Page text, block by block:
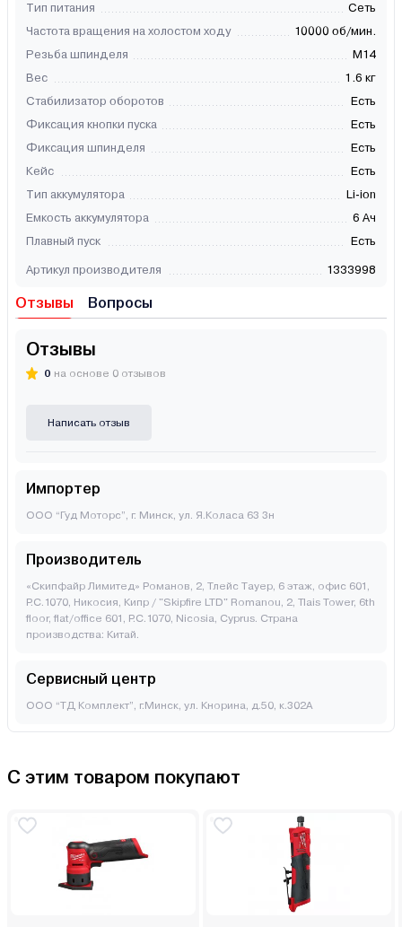
Тип питания
Сеть
Частота вращения на холостом ходу
10000 об/мин.
Резьба шпинделя
М14
Вес
1.6 кг
Стабилизатор оборотов
Есть
Фиксация кнопки пуска
Есть
Фиксация шпинделя
Есть
Кейс
Есть
Тип аккумулятора
Li-ion
Емкость аккумулятора
6 Ач
Плавный пуск
Есть
Артикул производителя 1333998
Отзывы Вопросы
Отзывы
0 на основе 0 отзывов
Написать отзыв
Импортер
ООО “Гуд Моторс”, г. Минск, ул. Я.Коласа 63 3н
Производитель
«Скипфайр Лимитед» Романов, 2, Тлейс Тауер, 6 этаж, офис 601,
P.C.1070, Никосия, Кипр / "Skipfire LTD" Romanou, 2, Tlais Tower, 6th
floor, flat/office 601, P.C.1070, Nicosia, Cyprus. Страна
производства: Китай.
Сервисный центр
ООО “ТД Комплект”, г.Минск, ул. Кнорина, д.50, к.302А
С этим товаром покупают